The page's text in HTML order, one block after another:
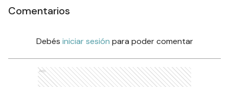
Comentarios
Debés iniciar sesión para poder comentar
Ads